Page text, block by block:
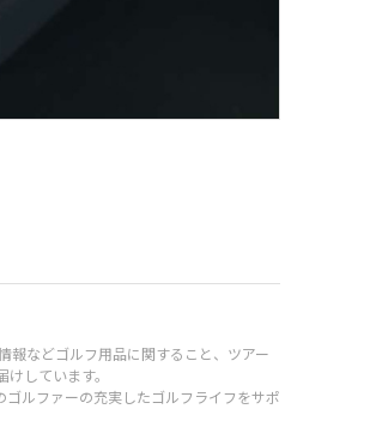
報などゴルフ用品に関すること、ツアー
しています。
ルファーの充実したゴルフライフをサポ